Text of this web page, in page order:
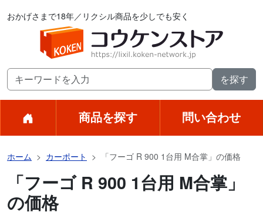
おかげさまで18年／リクシル商品を少しでも安く
商品を探す 問い合わせ
ホーム カーポート 「フーゴ R 900 1台用 M合掌」の価格
「フーゴ R 900 1台用 M合掌」
の価格